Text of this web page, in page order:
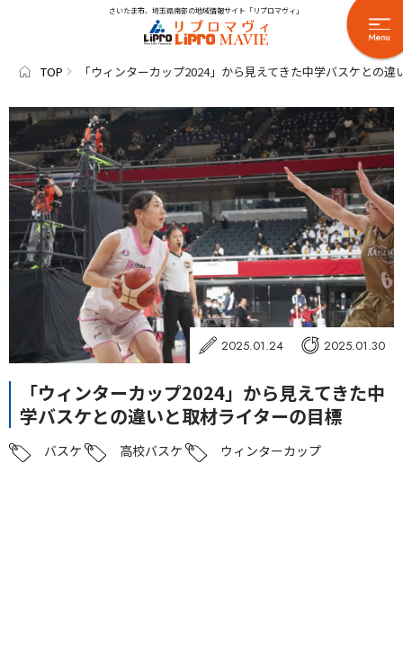
さいたま市、埼玉県南部の地域情報サイト「リプロマヴィ」
TOP 「ウィンターカップ2024」から見えてきた中学バスケとの
2025.01.24 2025.01.30
「ウィンターカップ2024」から見えてきた中
学バスケとの違いと取材ライターの目標
バスケ 高校バスケ ウィンターカップ